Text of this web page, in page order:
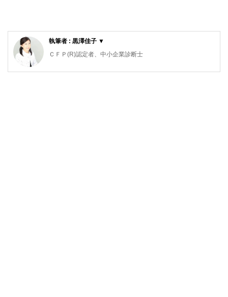
執筆者 : 黒澤佳子 ▼
ＣＦＰ(R)認定者、中小企業診断士
アットハーモニーマネジメントオフィス代表